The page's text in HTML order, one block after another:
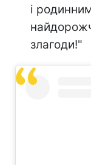
і
злагоди!"